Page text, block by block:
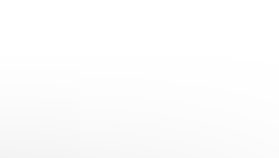
venster))
een nieuw venster))